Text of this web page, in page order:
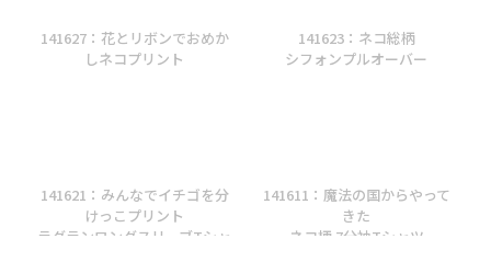
141627：花とリボンでおめか
しネコプリント
141623：ネコ総柄
シフォンプルオーバー
141621：みんなでイチゴを分
けっこプリント
ラグランロングスリーブTシャ
141611：魔法の国からやって
きた
ネコ柄 7分袖Tシャツ